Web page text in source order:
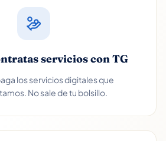
servicios con TG
los servicios digitales que
No sale de tu bolsillo.